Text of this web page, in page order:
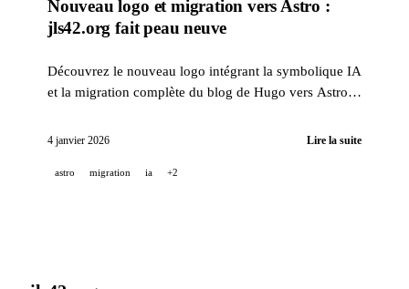
Nouveau logo et migration vers Astro :
jls42.org fait peau neuve
Découvrez le nouveau logo intégrant la symbolique IA
et la migration complète du blog de Hugo vers Astro,
4 janvier 2026 Lire la suite
astro migration ia +2